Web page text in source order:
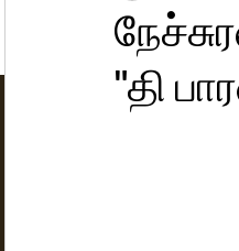
Tv news"தி